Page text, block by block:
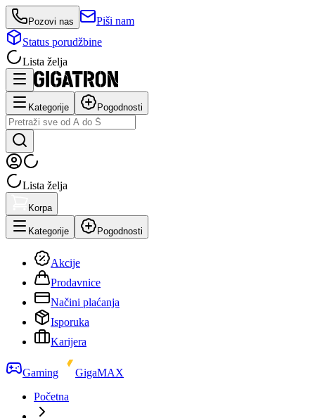
Pozovi nas
Piši nam
Status porudžbine
Lista želja
Kategorije Pogodnosti
Lista želja
Korpa
Kategorije Pogodnosti
Akcije
Prodavnice
Načini plaćanja
Isporuka
Karijera
Gaming
GigaMAX
Početna